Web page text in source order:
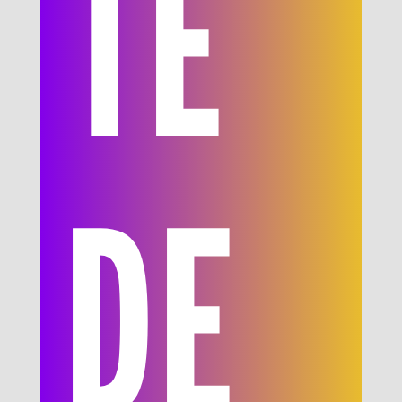
DE